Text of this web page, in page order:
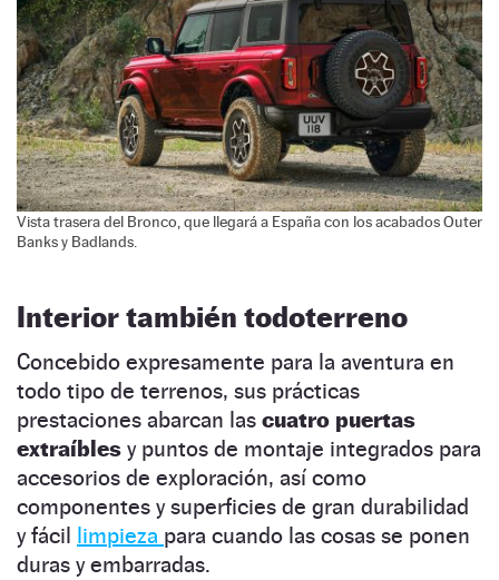
Vista trasera del Bronco, que llegará a España con los acabados Outer
Banks y Badlands.
Interior también todoterreno
Concebido expresamente para la aventura en
todo tipo de terrenos, sus prácticas
prestaciones abarcan las cuatro puertas
extraíbles y puntos de montaje integrados para
accesorios de exploración, así como
componentes y superficies de gran durabilidad
y fácil limpieza para cuando las cosas se ponen
duras y embarradas.